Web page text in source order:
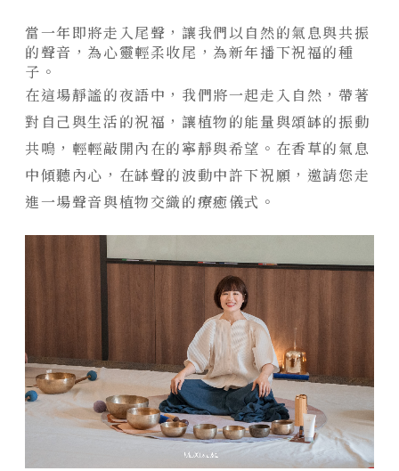
美學鑑賞
用心服務
媒體報導
經典豐藏
PROJECT
特約商家
STORE
全部商家
饗樂派對
健康活力
靜謐品味
訂製生活
聯絡我們
當一年即將走入尾聲，讓我們以自然的氣息與共振
的聲音，為心靈輕柔收尾，為新年播下祝福的種
子。
在這場靜謐的夜語中，我們將一起走入自然，帶著
對自己與生活的祝福，讓植物的能量與頌缽的振動
共鳴，輕輕敲開內在的寧靜與希望。在香草的氣息
中傾聽內心，在缽聲的波動中許下祝願，邀請您走
進一場聲音與植物交織的療癒儀式。